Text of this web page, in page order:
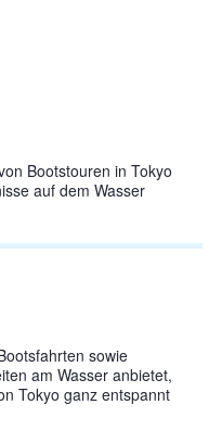
Bootstouren in Tokyo
auf dem Wasser
sowie
am Wasser anbietet,
Tokyo ganz entspannt